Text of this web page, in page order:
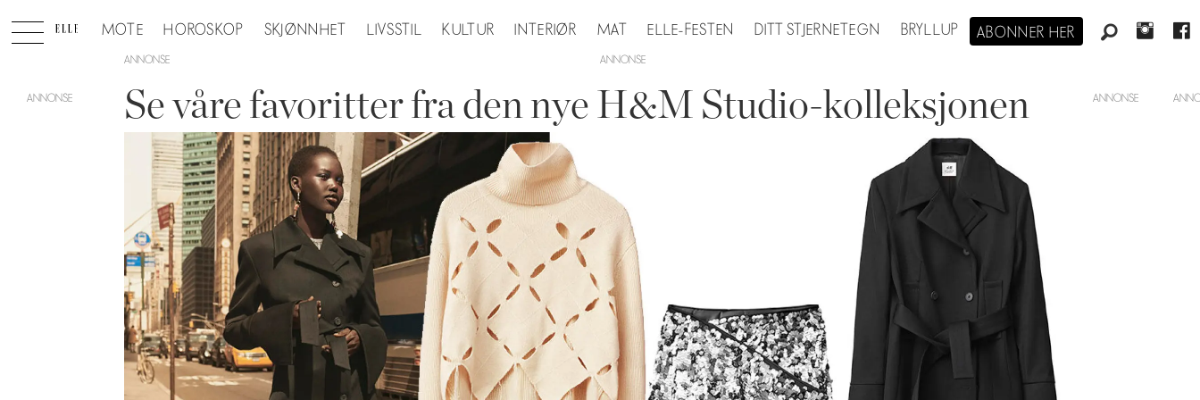
MOTE HOROSKOP SKJØNNHET LIVSSTIL KULTUR INTERIØR MAT ELLE-FESTEN DITT STJERNETEGN BRYLLUP ABONNER HER
ANNONSE
Se våre favoritter fra den nye H&M Studio-kolleksjonen ANNONSE